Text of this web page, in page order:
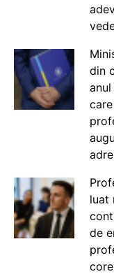
din
luat
de